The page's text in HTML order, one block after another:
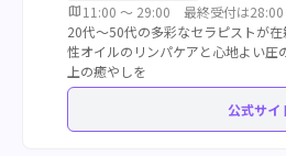
map11:00 ～ 29:00 最終受付は28:00
20代〜50代の多彩なセラピストが
性オイルのリンパケアと心地よい圧
上の癒やしを
公式サイ